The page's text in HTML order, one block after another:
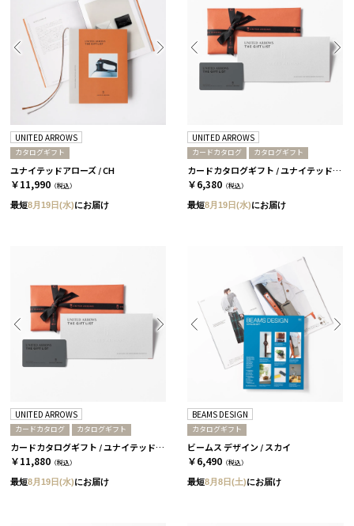
UNITED ARROWS
カタログギフト
ユナイテッドアローズ / CH
￥11,990 （税込）
最短8月19日(水)にお届け
UNITED ARROWS
カードカタログ カタログギフト
カードカタログギフト / ユナイテッドアローズ ザ ギフト リスト / GR-CARD
￥6,380 （税込）
最短8月19日(水)にお届け
UNITED ARROWS
カードカタログ カタログギフト
カードカタログギフト / ユナイテッドアローズ ザ ギフト リスト / CH-CARD
￥11,880 （税込）
最短8月19日(水)にお届け
BEAMS DESIGN
カタログギフト
ビームス デザイン / スカイ
￥6,490 （税込）
最短8月8日(土)にお届け